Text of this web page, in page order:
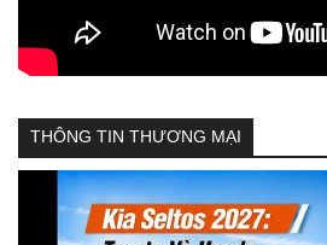
THÔNG TIN THƯƠNG MẠI